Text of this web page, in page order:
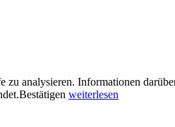
analysieren. Informationen
Bestätigen weiterlesen